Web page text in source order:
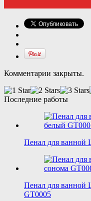
Комментарии закрыты.
Последние работы
Пенал для
Пенал для ванной
GT0005